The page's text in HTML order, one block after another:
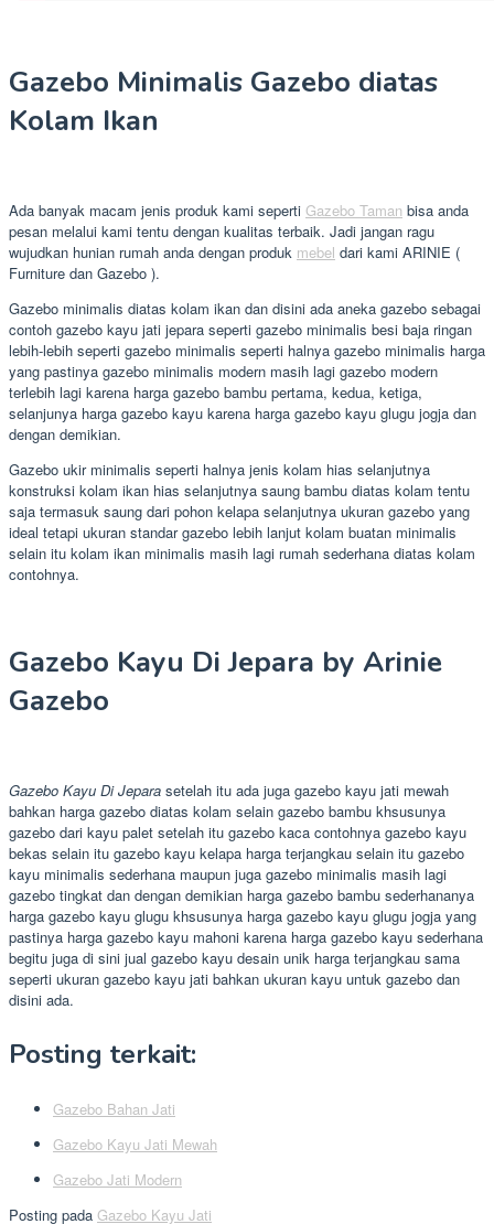
Gazebo Minimalis Gazebo diatas
Kolam Ikan
Ada banyak macam jenis produk kami seperti Gazebo Taman bisa anda
pesan melalui kami tentu dengan kualitas terbaik. Jadi jangan ragu
wujudkan hunian rumah anda dengan produk mebel dari kami ARINIE (
Furniture dan Gazebo ).
Gazebo minimalis diatas kolam ikan dan disini ada aneka gazebo sebagai
contoh gazebo kayu jati jepara seperti gazebo minimalis besi baja ringan
lebih-lebih seperti gazebo minimalis seperti halnya gazebo minimalis harga
yang pastinya gazebo minimalis modern masih lagi gazebo modern
terlebih lagi karena harga gazebo bambu pertama, kedua, ketiga,
selanjunya harga gazebo kayu karena harga gazebo kayu glugu jogja dan
dengan demikian.
Gazebo ukir minimalis seperti halnya jenis kolam hias selanjutnya
konstruksi kolam ikan hias selanjutnya saung bambu diatas kolam tentu
saja termasuk saung dari pohon kelapa selanjutnya ukuran gazebo yang
ideal tetapi ukuran standar gazebo lebih lanjut kolam buatan minimalis
selain itu kolam ikan minimalis masih lagi rumah sederhana diatas kolam
contohnya.
Gazebo Kayu Di Jepara by Arinie
Gazebo
Gazebo Kayu Di Jepara setelah itu ada juga gazebo kayu jati mewah
bahkan harga gazebo diatas kolam selain gazebo bambu khsusunya
gazebo dari kayu palet setelah itu gazebo kaca contohnya gazebo kayu
bekas selain itu gazebo kayu kelapa harga terjangkau selain itu gazebo
kayu minimalis sederhana maupun juga gazebo minimalis masih lagi
gazebo tingkat dan dengan demikian harga gazebo bambu sederhananya
harga gazebo kayu glugu khsusunya harga gazebo kayu glugu jogja yang
pastinya harga gazebo kayu mahoni karena harga gazebo kayu sederhana
begitu juga di sini jual gazebo kayu desain unik harga terjangkau sama
seperti ukuran gazebo kayu jati bahkan ukuran kayu untuk gazebo dan
disini ada.
Posting terkait:
Gazebo Bahan Jati
Gazebo Kayu Jati Mewah
Gazebo Jati Modern
Posting pada Gazebo Kayu Jati